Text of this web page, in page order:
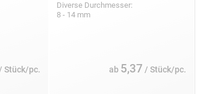
Stück/pc.
Diverse Durchmesser:
8 - 14 mm
ab 5,37 / Stück/pc.